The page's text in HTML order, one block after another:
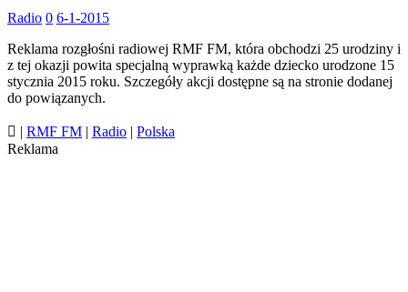
Radio 0 6-1-2015
Reklama rozgłośni radiowej RMF FM, która obchodzi 25 urodziny i
z tej okazji powita specjalną wyprawką każde dziecko urodzone 15
stycznia 2015 roku. Szczegóły akcji dostępne są na stronie dodanej
do powiązanych.
 | RMF FM | Radio | Polska
Reklama